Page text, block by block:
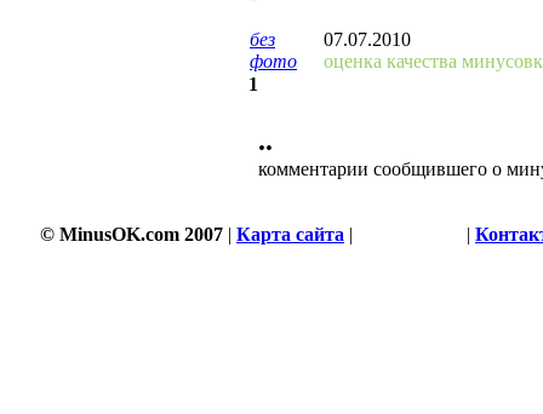
без
фото
07.07.2010
оценка качества
1
••
комментарии сообщившего о
© MinusOK.com 2007 | Карта сайта | |